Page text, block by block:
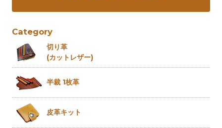
Category
切り革
(カットレザー)
半裁 1枚革
皮革キット